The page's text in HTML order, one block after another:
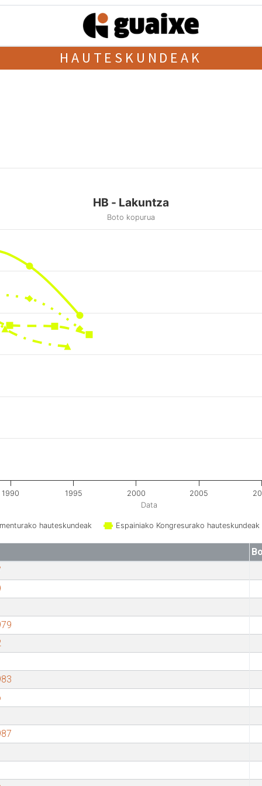
HAUTESKUNDEAK
Data
HB - Lakuntza
Boto kopurua
hauteskundeak Espainiako Kongresurako hauteskundeak
1990 1995 2000 2005